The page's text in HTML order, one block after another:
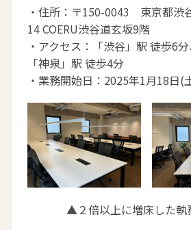
・住所：〒150-0043 東京都渋
14 COERU渋谷道玄坂9階
・アクセス：「渋谷」駅 徒歩6
「神泉」駅 徒歩4分
・業務開始日：2025年1月18日(
▲２倍以上に増床した執